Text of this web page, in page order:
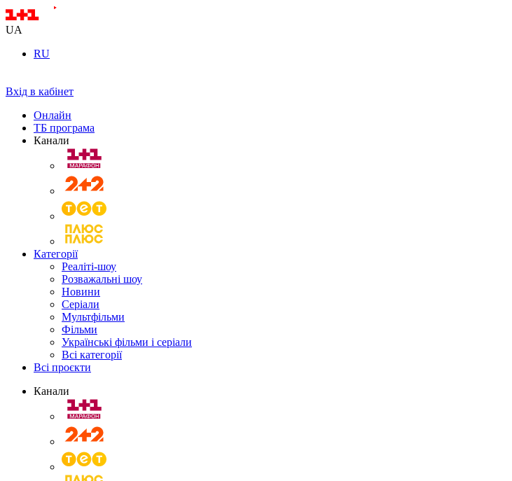
UA
RU
Вхід в кабінет
Онлайн
ТБ програма
Канали
Категорії
Реаліті-шоу
Розважальні шоу
Новини
Серіали
Мультфільми
Фільми
Українські фільми і серіали
Всі категорії
Всі проєкти
Канали